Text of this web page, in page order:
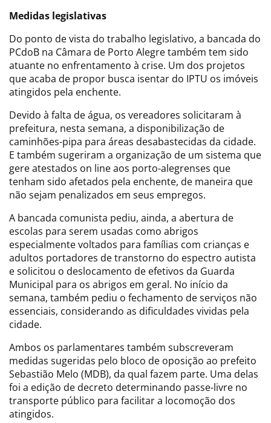
Medidas legislativas
Do ponto de vista do trabalho legislativo, a bancada do
PCdoB na Câmara de Porto Alegre também tem sido
atuante no enfrentamento à crise. Um dos projetos
que acaba de propor busca isentar do IPTU os imóveis
atingidos pela enchente.
Devido à falta de água, os vereadores solicitaram à
prefeitura, nesta semana, a disponibilização de
caminhões-pipa para áreas desabastecidas da cidade.
E também sugeriram a organização de um sistema que
gere atestados on line aos porto-alegrenses que
tenham sido afetados pela enchente, de maneira que
não sejam penalizados em seus empregos.
A bancada comunista pediu, ainda, a abertura de
escolas para serem usadas como abrigos
especialmente voltados para famílias com crianças e
adultos portadores de transtorno do espectro autista
e solicitou o deslocamento de efetivos da Guarda
Municipal para os abrigos em geral. No início da
semana, também pediu o fechamento de serviços não
essenciais, considerando as dificuldades vividas pela
cidade.
Ambos os parlamentares também subscreveram
medidas sugeridas pelo bloco de oposição ao prefeito
Sebastião Melo (MDB), da qual fazem parte. Uma delas
foi a edição de decreto determinando passe-livre no
transporte público para facilitar a locomoção dos
atingidos.